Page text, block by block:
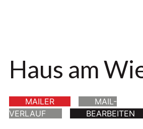
Haus am
MAILER
MAIL-
VERLAUF
BEARBEITEN